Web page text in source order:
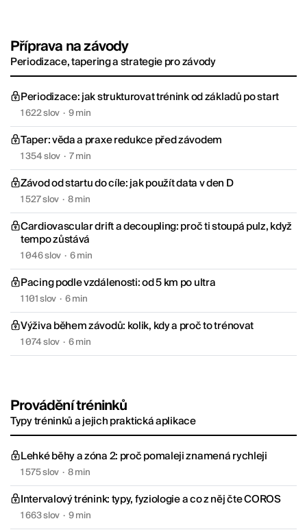
Příprava na závody
Periodizace, tapering a strategie pro závody
Periodizace: jak strukturovat trénink od základů po start
1 622 slov · 9 min
Taper: věda a praxe redukce před závodem
1 354 slov · 7 min
Závod od startu do cíle: jak použít data v den D
1 527 slov · 8 min
Cardiovascular drift a decoupling: proč ti stoupá pulz, když
tempo zůstává
1 046 slov · 6 min
Pacing podle vzdálenosti: od 5 km po ultra
1 101 slov · 6 min
Výživa během závodů: kolik, kdy a proč to trénovat
1 074 slov · 6 min
Provádění tréninků
Typy tréninků a jejich praktická aplikace
Lehké běhy a zóna 2: proč pomaleji znamená rychleji
1 575 slov · 8 min
Intervalový trénink: typy, fyziologie a co z něj čte COROS
1 663 slov · 9 min